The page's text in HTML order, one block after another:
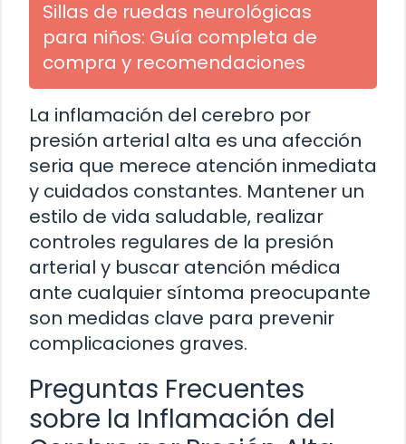
Sillas de ruedas neurológicas
para niños: Guía completa de
compra y recomendaciones
La inflamación del cerebro por
presión arterial alta es una afección
seria que merece atención inmediata
y cuidados constantes. Mantener un
estilo de vida saludable, realizar
controles regulares de la presión
arterial y buscar atención médica
ante cualquier síntoma preocupante
son medidas clave para prevenir
complicaciones graves.
Preguntas Frecuentes
sobre la Inflamación del